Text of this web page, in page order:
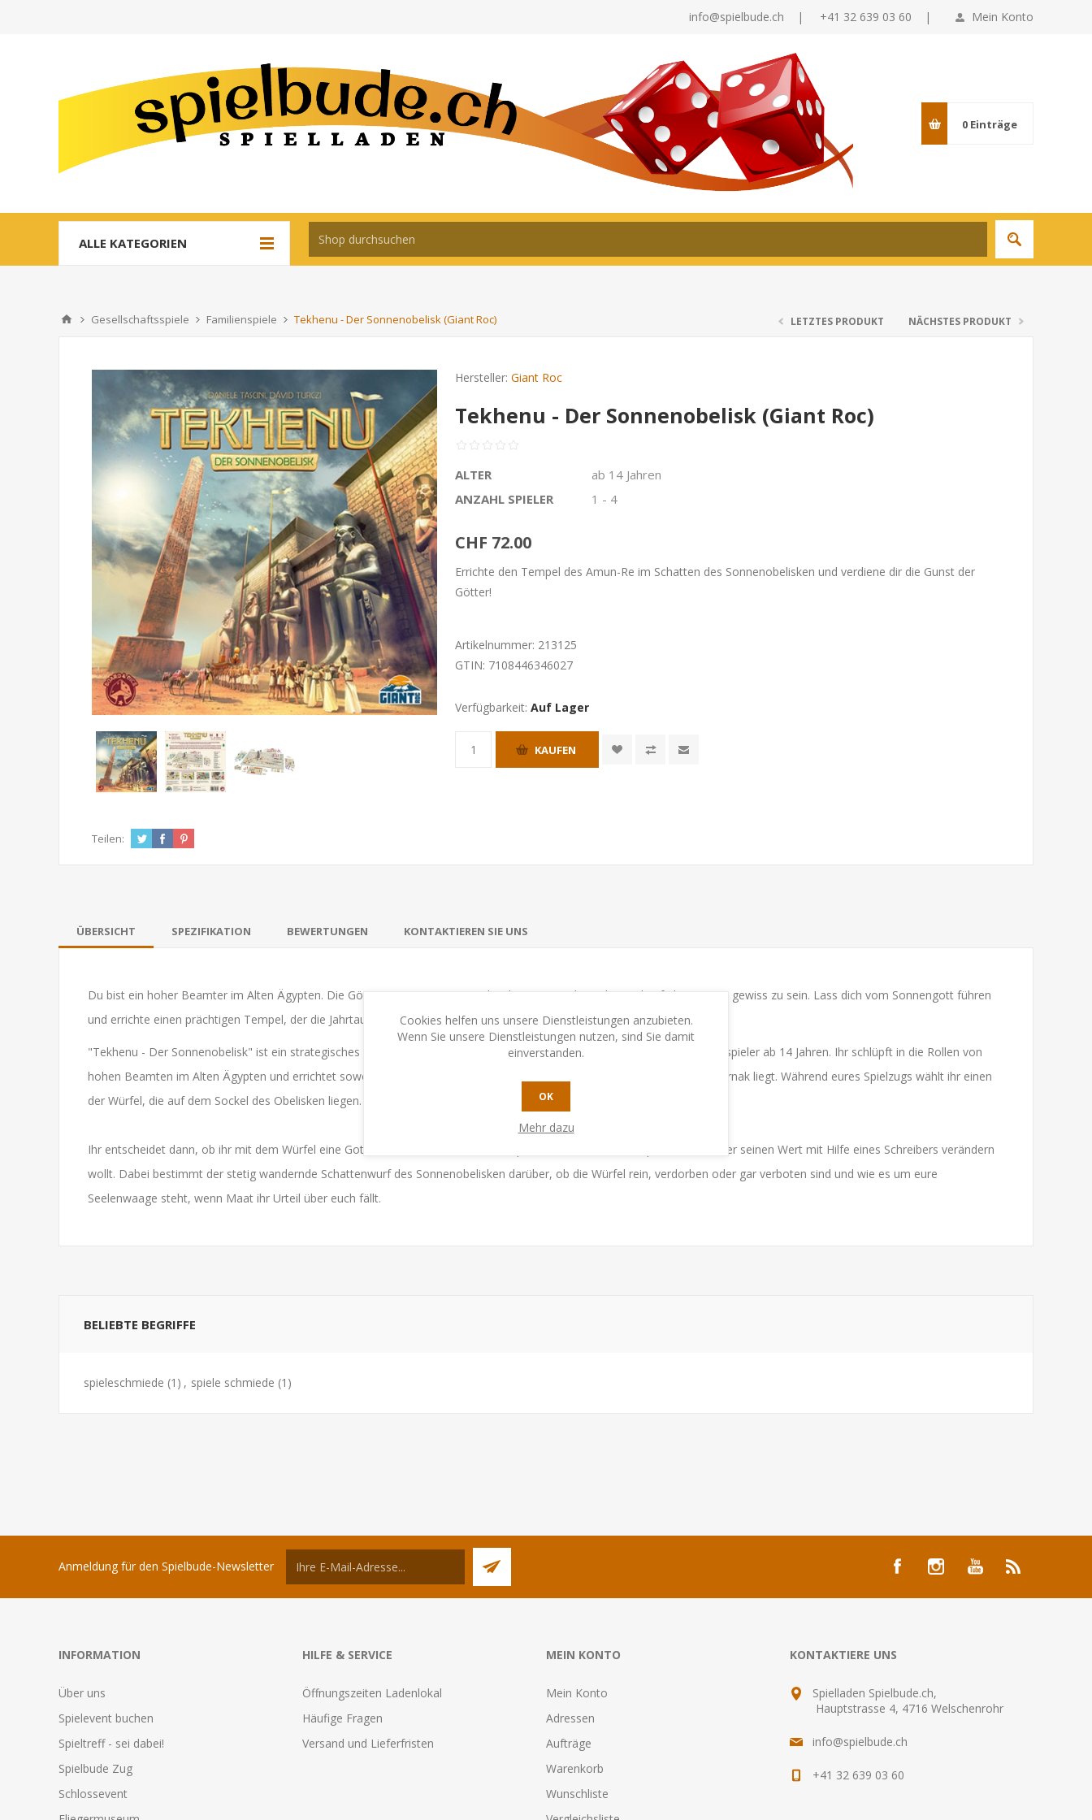
Mein Konto
info@spielbude.ch | +41 32 639 03 60 |
0 Einträge
ALLE KATEGORIEN
Gesellschaftsspiele Familienspiele Tekhenu - Der Sonnenobelisk (Giant Roc) LETZTES PRODUKT NÄCHSTES PRODUKT
Hersteller: Giant Roc
Tekhenu - Der Sonnenobelisk (Giant Roc)
ALTER
ab 14 Jahren
ANZAHL SPIELER
1 - 4
CHF 72.00
Errichte den Tempel des Amun-Re im Schatten des Sonnenobelisken und verdiene dir die Gunst der
Götter!
Artikelnummer: 213125
GTIN: 7108446346027
Verfügbarkeit: Auf Lager
KAUFEN
Teilen:
ÜBERSICHT SPEZIFIKATION BEWERTUNGEN KONTAKTIEREN SIE UNS
Du bist ein hoher Beamter im Alten Ägypten. Die Götter meinen es gut mit dir! Ehre sie, um dir auch in Zukunft ihrer Gunst gewiss zu sein. Lass dich vom Sonnengott führen
und errichte einen prächtigen Tempel, der die Jahrtausende überdauern soll!
"Tekhenu - Der Sonnenobelisk" ist ein strategisches Würfelwahl-Spiel von Daniele Tascini und Dávid Turczi für 1-4 Kennerspieler ab 14 Jahren. Ihr schlüpft in die Rollen von
hohen Beamten im Alten Ägypten und errichtet sowohl den Tempel des Amun-Re, als auch das Gebiet, auf dem heute Karnak liegt. Während eures Spielzugs wählt ihr einen
der Würfel, die auf dem Sockel des Obelisken liegen.
Ihr entscheidet dann, ob ihr mit dem Würfel eine Gottesaktion ausführen, die entsprechenden Ressourcen produzieren oder seinen Wert mit Hilfe eines Schreibers verändern
wollt. Dabei bestimmt der stetig wandernde Schattenwurf des Sonnenobelisken darüber, ob die Würfel rein, verdorben oder gar verboten sind und wie es um eure
Seelenwaage steht, wenn Maat ihr Urteil über euch fällt.
BELIEBTE BEGRIFFE
spieleschmiede (1) , spiele schmiede (1)
Anmeldung für den Spielbude-Newsletter
INFORMATION
Über uns
Spielevent buchen
Spieltreff - sei dabei!
Spielbude Zug
Schlossevent
HILFE & SERVICE
Öffnungszeiten Ladenlokal
Häufige Fragen
Versand und Lieferfristen
MEIN KONTO
Mein Konto
Adressen
Aufträge
Warenkorb
Wunschliste
KONTAKTIERE UNS
Spielladen Spielbude.ch,
Hauptstrasse 4, 4716 Welschenrohr
info@spielbude.ch
+41 32 639 03 60
Cookies helfen uns unsere Dienstleistungen anzubieten.
Wenn Sie unsere Dienstleistungen nutzen, sind Sie damit
einverstanden.
OK
Mehr dazu